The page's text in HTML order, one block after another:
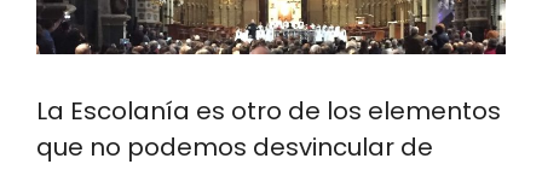
La Escolanía es otro de los elementos
que no podemos desvincular de